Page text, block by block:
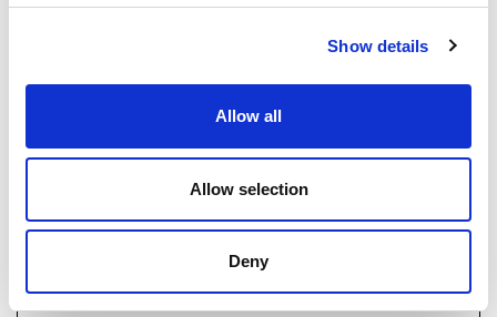
Show details
Allow all
Allow selection
Deny
A14800
incl. BTW
Toyota Toyota c-hr
Automaat Hybride
Vergelijken